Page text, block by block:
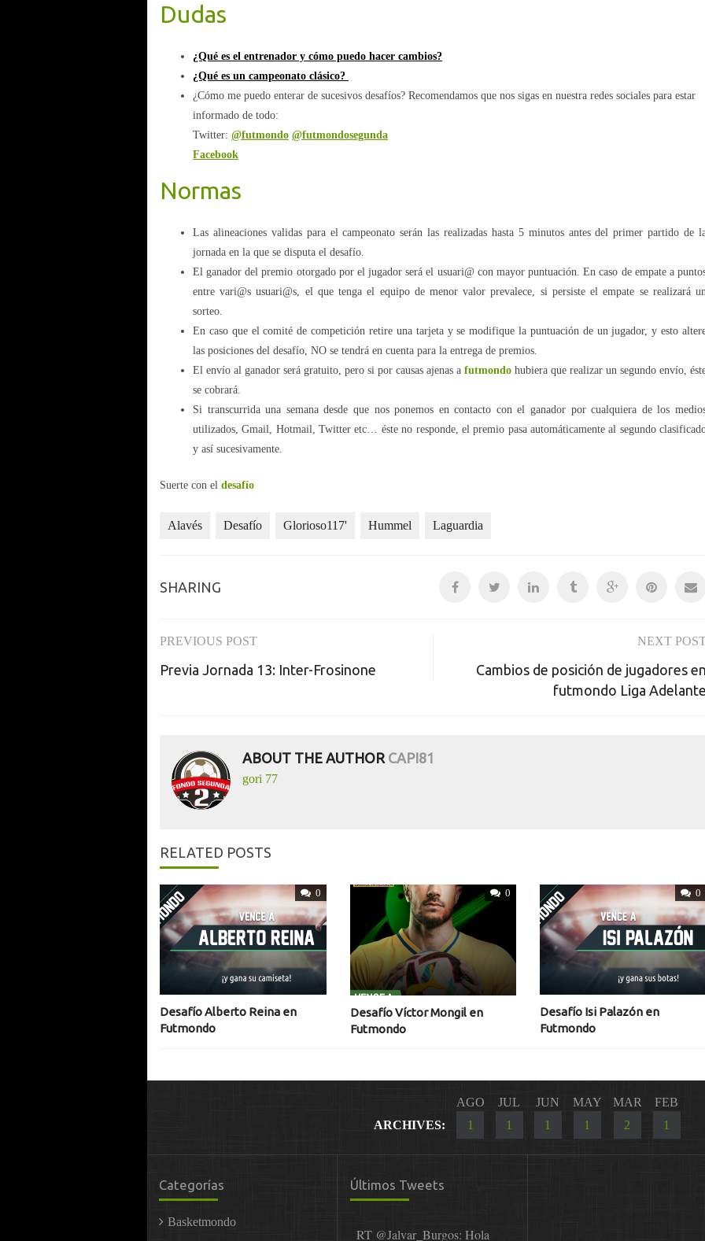
Dudas
¿Qué es el entrenador y cómo puedo hacer cambios?
¿Qué es un campeonato clásico?
¿Cómo me puedo enterar de sucesivos desafíos? Recomendamos que nos sigas en nuestra redes sociales para estar
informado de todo:
Twitter: @futmondo @futmondosegunda
Facebook
Normas
Las alineaciones validas para el campeonato serán las realizadas hasta 5 minutos antes del primer partido de
jornada en la que se disputa el desafío.
El ganador del premio otorgado por el jugador será el usuari@ con mayor puntuación. En caso de empate a
entre vari@s usuari@s, el que tenga el equipo de menor valor prevalece, si persiste el empate se realizará
sorteo.
En caso que el comité de competición retire una tarjeta y se modifique la puntuación de un jugador, y esto
las posiciones del desafío, NO se tendrá en cuenta para la entrega de premios.
El envío al ganador será gratuito, pero si por causas ajenas a futmondo hubiera que realizar un segundo envío,
se cobrará.
Si transcurrida una semana desde que nos ponemos en contacto con el ganador por cualquiera de los
utilizados, Gmail, Hotmail, Twitter etc… éste no responde, el premio pasa automáticamente al segundo
y así sucesivamente.
Suerte con el desafío
Alavés Desafío Glorioso117' Hummel Laguardia
SHARING
Post
PREVIOUS POST
Previa Jornada 13: Inter-Frosinone
NEXT
Cambios de posición de jugadores en
futmondo Liga Adelante
ABOUT THE AUTHOR CAPI81
gori 77
RELATED POSTS
0
Desafío Alberto Reina en
Futmondo
0
Desafío Víctor Mongil en
Futmondo
0
Desafío Isi Palazón en
Futmondo
ARCHIVES:
AGO
1
JUL
1
JUN
1
MAY
1
MAR
2
FEB
1
Categorías
Basketmondo
Últimos Tweets
RT @Jalvar_Burgos: Hola